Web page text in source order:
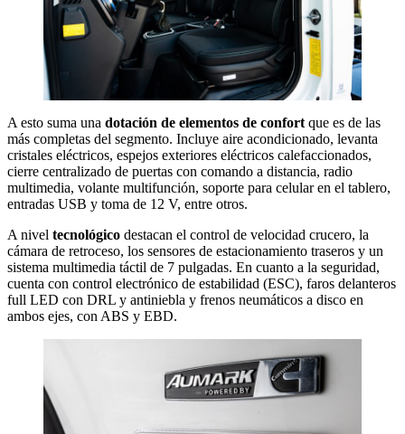
A esto suma una dotación de elementos de confortque es de las
más completas del segmento. Incluye aire acondicionado, levanta
cristales eléctricos, espejos exteriores eléctricos calefaccionados,
cierre centralizado de puertas con comando a distancia, radio
multimedia, volante multifunción, soporte para celular en el tablero,
entradas USB y toma de 12 V, entre otros.
A nivel tecnológico destacan el control de velocidad crucero, la
cámara de retroceso, los sensores de estacionamiento traseros y un
sistema multimedia táctil de 7 pulgadas. En cuanto a la seguridad,
cuenta con control electrónico de estabilidad (ESC), faros delanteros
full LED con DRL y antiniebla y frenos neumáticos a disco en
ambos ejes, con ABS y EBD.